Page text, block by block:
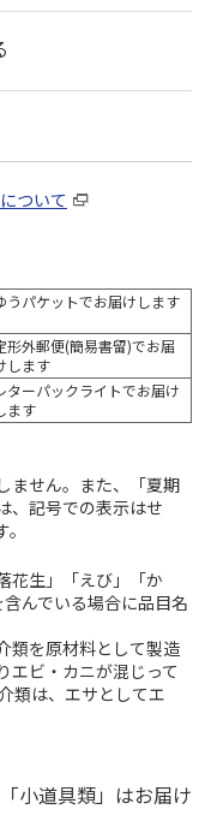
ついて
うパケットでお届けします
形外郵便(簡易書留)でお届
します
ターパックライトでお届け
ます
ません。また、「夏期
、記号での表示はせ
花生」「えび」「か
んでいる場合に品目名
類を原材料として製造
エビ・カニが混じって
類は、エサとしてエ
小道具類」はお届け